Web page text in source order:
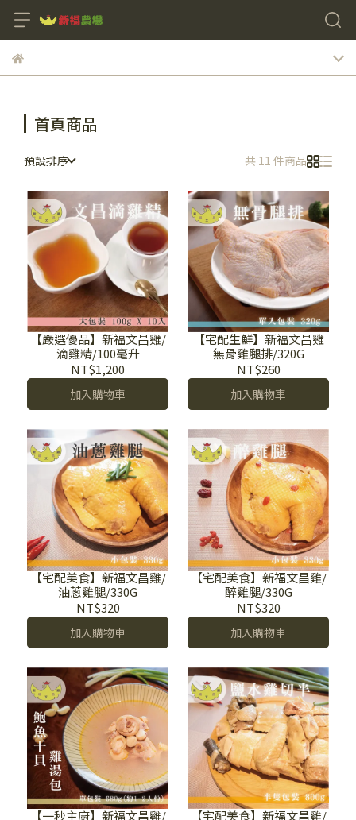
首頁商品
預設排序 共 11 件商品
【嚴選優品】新福文昌雞/
滴雞精/100毫升
NT$1,200
加入購物車
【宅配生鮮】新福文昌雞
無骨雞腿排/320G
NT$260
加入購物車
【宅配美食】新福文昌雞/
油蔥雞腿/330G
NT$320
加入購物車
【宅配美食】新福文昌雞/
醉雞腿/330G
NT$320
加入購物車
【一秒主廚】新福文昌雞/
【宅配美食】新福文昌雞/